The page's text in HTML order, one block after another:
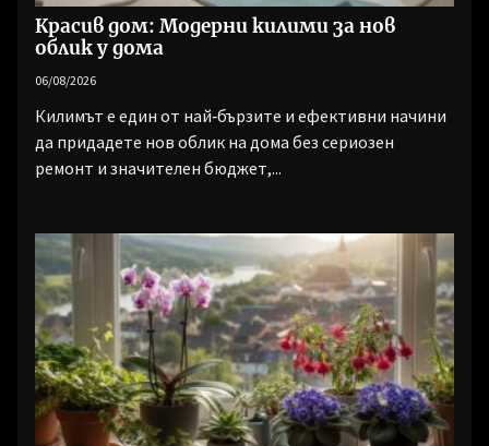
Красив дом: Модерни килими за нов
облик у дома
06/08/2026
Килимът е един от най‑бързите и ефективни начини
да придадете нов облик на дома без сериозен
ремонт и значителен бюджет,...